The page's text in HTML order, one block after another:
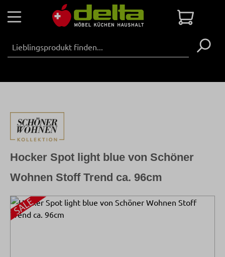
Zum Hauptinhalt springen
Bildergalerie überspringen
Hocker Spot light blue von Schöner
Wohnen Stoff Trend ca. 96cm